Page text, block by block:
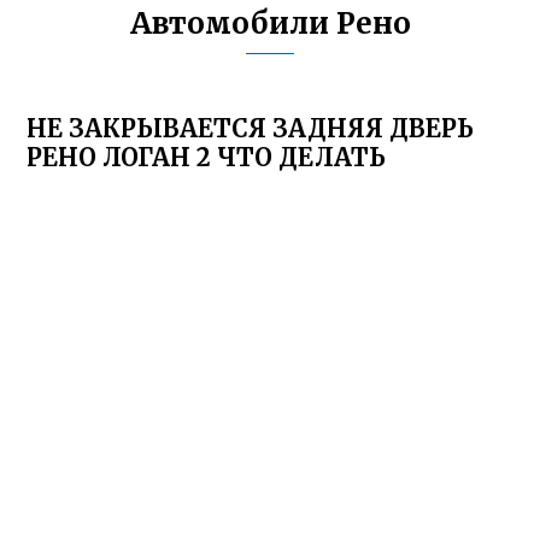
Автомобили Рено
НЕ ЗАКРЫВАЕТСЯ ЗАДНЯЯ ДВЕРЬ
РЕНО ЛОГАН 2 ЧТО ДЕЛАТЬ